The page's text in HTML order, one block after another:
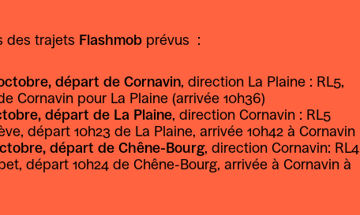
des trajets Flashmob prévus  :
départ de Cornavin, direction La Plaine : RL5,
Cornavin pour La Plaine (arrivée 10h36)
départ de La Plaine, direction Cornavin : RL5
départ 10h23 de La Plaine, arrivée 10h42 à Cornavin
départ de Chêne-Bourg, direction Cornavin: RL4
départ 10h24 de Chêne-Bourg, arrivée à Cornavin à